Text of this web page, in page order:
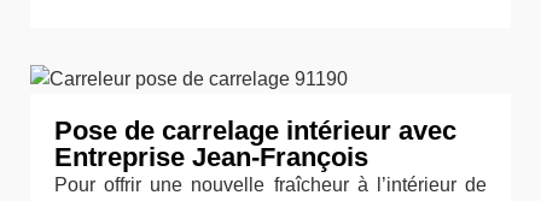
Pose de carrelage intérieur avec
Entreprise Jean-François
Pour offrir une nouvelle fraîcheur à l’intérieur de